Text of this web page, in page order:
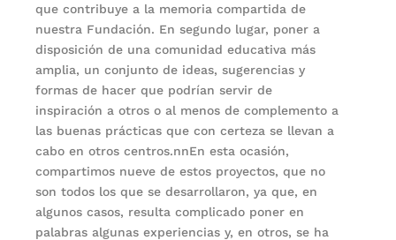
que contribuye a la memoria compartida de
nuestra Fundación. En segundo lugar, poner a
disposición de una comunidad educativa más
amplia, un conjunto de ideas, sugerencias y
formas de hacer que podrían servir de
inspiración a otros o al menos de complemento a
las buenas prácticas que con certeza se llevan a
cabo en otros centros.nnEn esta ocasión,
compartimos nueve de estos proyectos, que no
son todos los que se desarrollaron, ya que, en
algunos casos, resulta complicado poner en
palabras algunas experiencias y, en otros, se ha